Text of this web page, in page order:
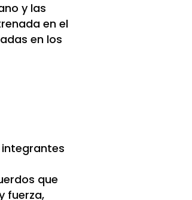
y las
en el
en los
que
fuerza,